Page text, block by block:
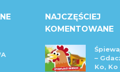
NAJCZĘŚCIEJ
KOMENTOWANE
–
Ko, Ko